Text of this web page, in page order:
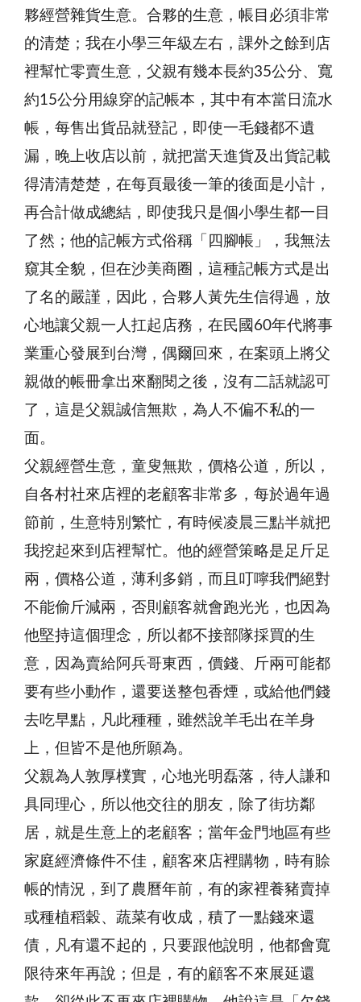
夥經營雜貨生意。合夥的生意，帳目必須非常
的清楚；我在小學三年級左右，課外之餘到店
裡幫忙零賣生意，父親有幾本長約35公分、寬
約15公分用線穿的記帳本，其中有本當日流水
帳，每售出貨品就登記，即使一毛錢都不遺
漏，晚上收店以前，就把當天進貨及出貨記載
得清清楚楚，在每頁最後一筆的後面是小計，
再合計做成總結，即使我只是個小學生都一目
了然；他的記帳方式俗稱「四腳帳」，我無法
窺其全貌，但在沙美商圈，這種記帳方式是出
了名的嚴謹，因此，合夥人黃先生信得過，放
心地讓父親一人扛起店務，在民國60年代將事
業重心發展到台灣，偶爾回來，在案頭上將父
親做的帳冊拿出來翻閱之後，沒有二話就認可
了，這是父親誠信無欺，為人不偏不私的一
面。
父親經營生意，童叟無欺，價格公道，所以，
自各村社來店裡的老顧客非常多，每於過年過
節前，生意特別繁忙，有時候凌晨三點半就把
我挖起來到店裡幫忙。他的經營策略是足斤足
兩，價格公道，薄利多銷，而且叮嚀我們絕對
不能偷斤減兩，否則顧客就會跑光光，也因為
他堅持這個理念，所以都不接部隊採買的生
意，因為賣給阿兵哥東西，價錢、斤兩可能都
要有些小動作，還要送整包香煙，或給他們錢
去吃早點，凡此種種，雖然說羊毛出在羊身
上，但皆不是他所願為。
父親為人敦厚樸實，心地光明磊落，待人謙和
具同理心，所以他交往的朋友，除了街坊鄰
居，就是生意上的老顧客；當年金門地區有些
家庭經濟條件不佳，顧客來店裡購物，時有賒
帳的情況，到了農曆年前，有的家裡養豬賣掉
或種植稻穀、蔬菜有收成，積了一點錢來還
債，凡有還不起的，只要跟他說明，他都會寬
限待來年再說；但是，有的顧客不來展延還